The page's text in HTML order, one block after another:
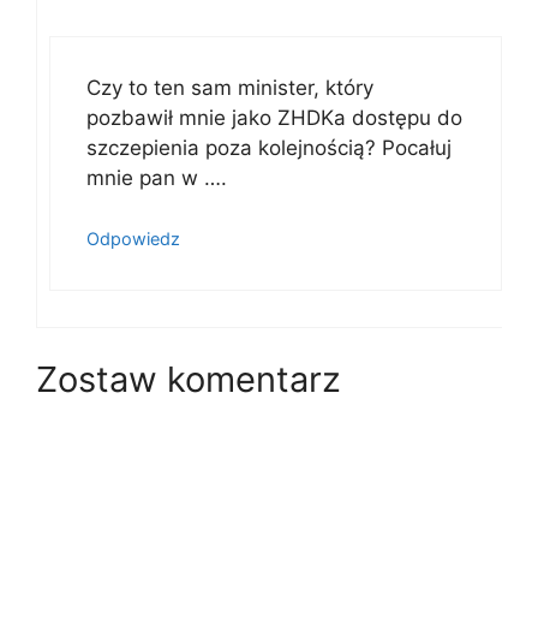
Czy to ten sam minister, który
pozbawił mnie jako ZHDKa dostępu do
szczepienia poza kolejnością? Pocałuj
mnie pan w ….
Odpowiedz
Zostaw komentarz